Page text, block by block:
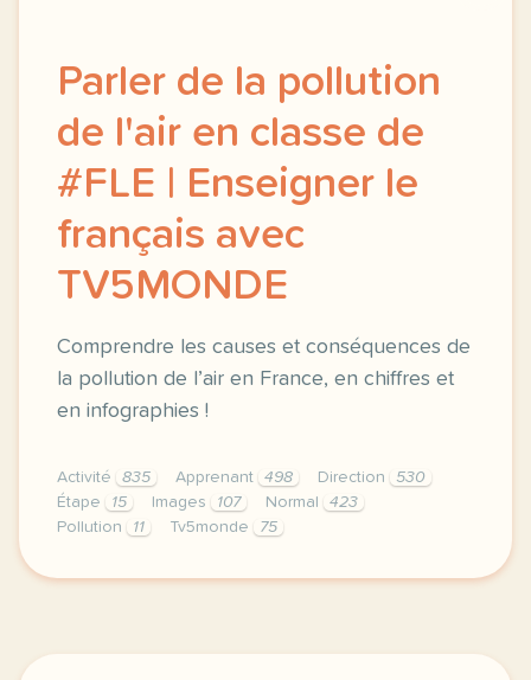
Parler de la pollution
de l'air en classe de
#FLE | Enseigner le
français avec
TV5MONDE
Comprendre les causes et conséquences de
la pollution de l’air en France, en chiffres et
en infographies !
Activité 835 Apprenant 498 Direction
530
Étape
15 Images 107 Normal
423
Pollution
11 Tv5monde 75
didomi host didomi components button cursor